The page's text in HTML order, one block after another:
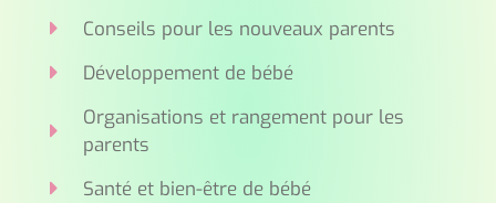
Conseils pour les nouveaux parents
Développement de bébé
Organisations et rangement pour les
parents
Santé et bien-être de bébé